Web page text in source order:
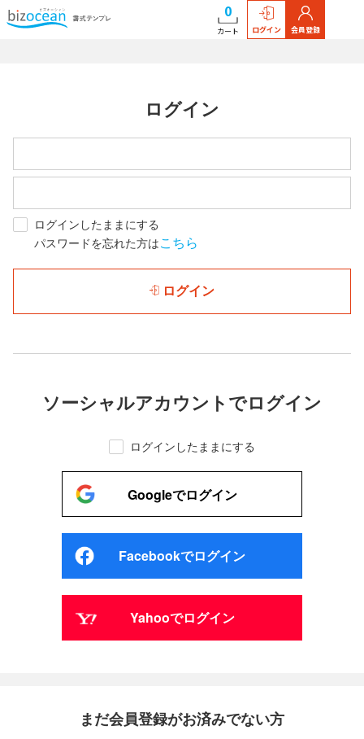
0
カート ログイン 会員登録
ログイン
ログインしたままにする
パスワードを忘れた方はこちら
ログイン
ソーシャルアカウントでログイン
ログインしたままにする
Googleでログイン
Facebookでログイン
Yahooでログイン
まだ会員登録がお済みでない方